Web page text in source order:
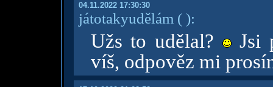
04.11.2022 17:30:30
játotakyudělám ( ):
Užs to udělal?
Jsi
víš, odpověz mi